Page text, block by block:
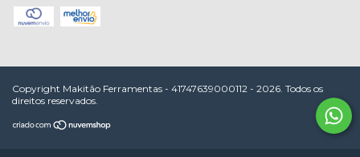
Copyright Makitão Ferramentas - 41747639000112 - 2026. Todos os
direitos reservados.